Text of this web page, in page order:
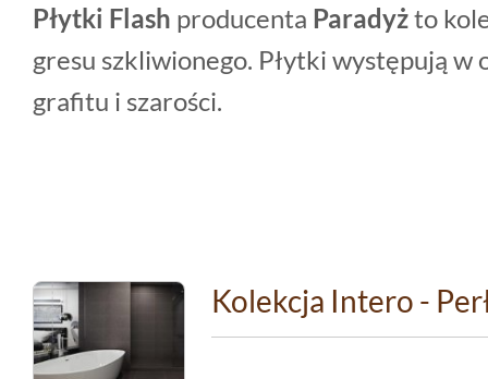
Płytki Flash producenta Paradyżto
gresu szkliwionego. Płytki występują w
grafitu i szarości.
Kolekcja Intero -